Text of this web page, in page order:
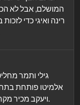
המושלם, אבל לא
רינה ואיגי כדי
גילי ותמר
אלמיטו פותחת
ויעקב מכיר מקרוב את בן זוגו של חברו הטוב גיורא. (שח).